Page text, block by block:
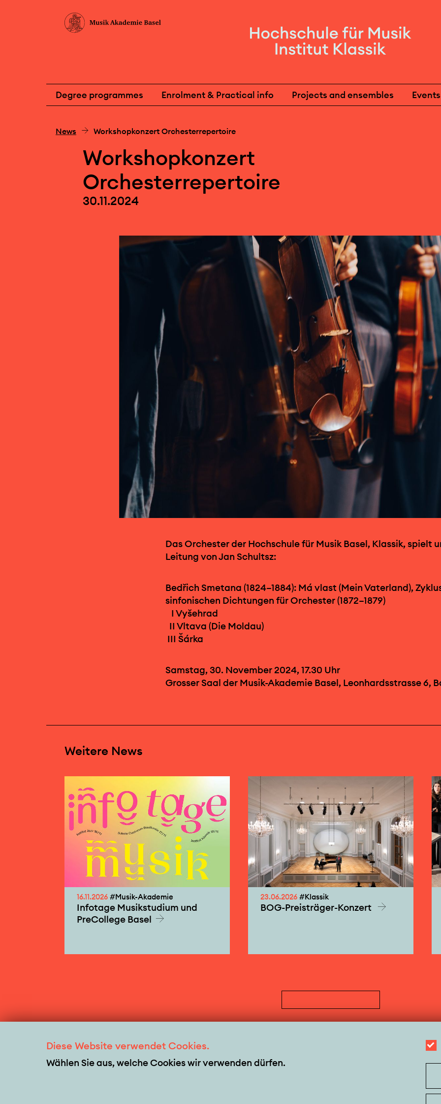
Degree programmes Enrolment & Practical info Projects and ensembles Events
News Workshopkonzert Orchesterrepertoire
Workshopkonzert
Orchesterrepertoire
30.11.2024
Das Orchester der Hochschule für Musik Basel, Klassik, spielt
Leitung von Jan Schultsz:
Bedřich Smetana (1824–1884): Má vlast (Mein Vaterland),
sinfonischen Dichtungen für Orchester (1872–1879)
I Vyšehrad
II Vltava (Die Moldau)
III Šárka
Samstag, 30. November 2024, 17.30 Uhr
Grosser Saal der Musik-Akademie Basel, Leonhardsstrasse 6,
Weitere News
16.11.2026 #Musik-Akademie
Infotage Musikstudium und
PreCollege Basel
23.06.2026 #Klassik
BOG-Preisträger-Konzert
Diese Website verwendet Cookies.
Wählen Sie aus, welche Cookies wir verwenden dürfen.